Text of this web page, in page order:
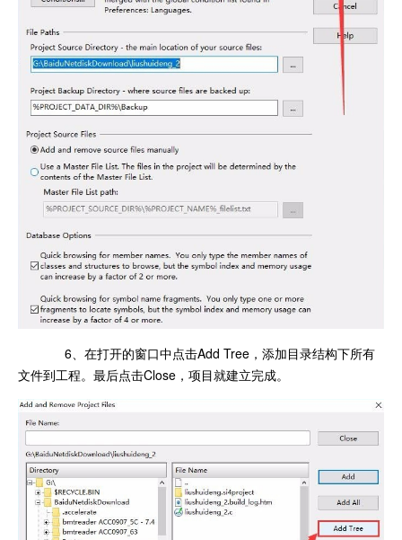
6、在打开的窗口中点击Add Tree，添加目录结构下所有
文件到工程。最后点击Close，项目就建立完成。